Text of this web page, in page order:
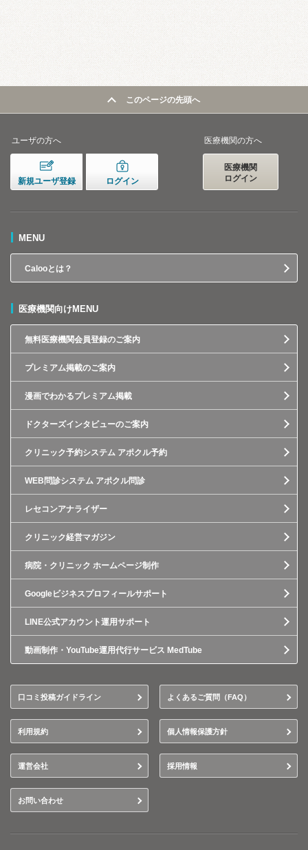
このページの先頭へ
ユーザの方へ
新規ユーザ登録 ログイン
医療機関の方へ
医療機関
ログイン
MENU
Calooとは？
医療機関向けMENU
無料医療機関会員登録のご案内
プレミアム掲載のご案内
漫画でわかるプレミアム掲載
ドクターズインタビューのご案内
クリニック予約システム アポクル予約
WEB問診システム アポクル問診
レセコンアナライザー
クリニック経営マガジン
病院・クリニック ホームページ制作
Googleビジネスプロフィールサポート
LINE公式アカウント運用サポート
動画制作・YouTube運用代行サービス MedTube
口コミ投稿ガイドライン よくあるご質問（FAQ）
利用規約 個人情報保護方針
運営会社 採用情報
お問い合わせ